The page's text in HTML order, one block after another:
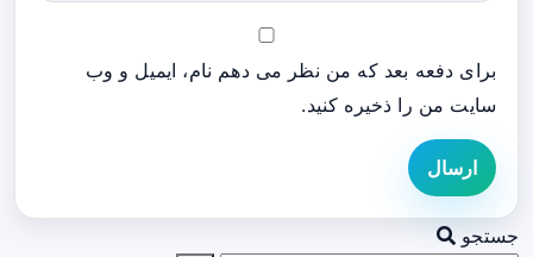
برای دفعه بعد که من نظر می دهم نام، ایمیل و وب
سایت من را ذخیره کنید.
ارسال
جستجو